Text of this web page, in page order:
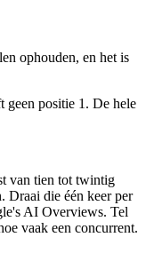
ophouden, en het is
geen positie 1. De hele
van tien tot twintig
Draai die één keer per
AI Overviews. Tel
vaak een concurrent.